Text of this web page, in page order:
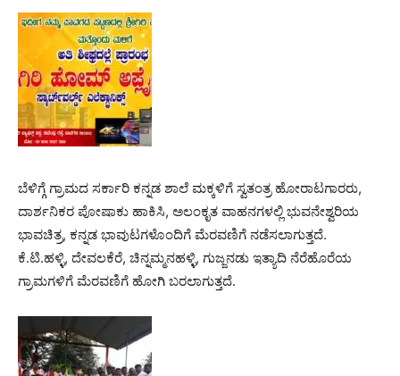
ಬೆಳಿಗ್ಗೆ ಗ್ರಾಮದ ಸರ್ಕಾರಿ ಕನ್ನಡ ಶಾಲೆ ಮಕ್ಕಳಿಗೆ ಸ್ವತಂತ್ರ ಹೋರಾಟಗಾರರು,
ದಾರ್ಶನಿಕರ ಪೋಷಾಕು ಹಾಕಿಸಿ, ಅಲಂಕೃತ ವಾಹನಗಳಲ್ಲಿ ಭುವನೇಶ್ವರಿಯ
ಭಾವಚಿತ್ರ, ಕನ್ನಡ ಭಾವುಟಗಳೊಂದಿಗೆ ಮೆರವಣಿಗೆ ನಡೆಸಲಾಗುತ್ತದೆ.
ಕೆ.ಟಿ.ಹಳ್ಳಿ, ದೇವಲಕೆರೆ, ಚಿನ್ನಮ್ಮನಹಳ್ಳಿ, ಗುಜ್ಜನಡು ಇತ್ಯಾದಿ ನೆರೆಹೊರೆಯ
ಗ್ರಾಮಗಳಿಗೆ ಮೆರವಣಿಗೆ ಹೋಗಿ ಬರಲಾಗುತ್ತದೆ.